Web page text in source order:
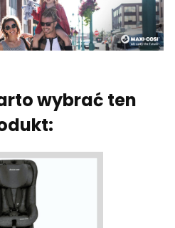
wybrać ten